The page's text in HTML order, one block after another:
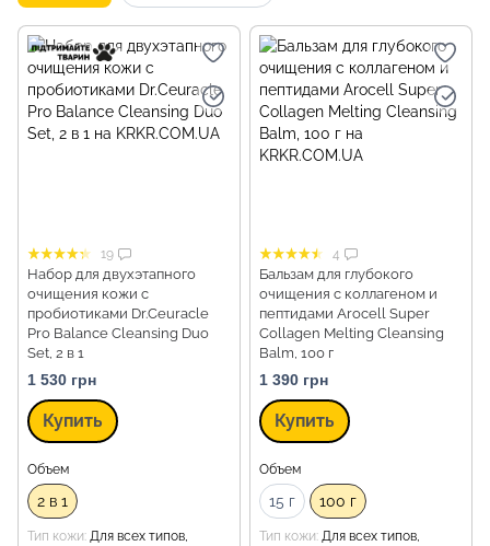
19
Набор для двухэтапного
очищения кожи с
пробиотиками Dr.Ceuracle
Pro Balance Cleansing Duo
Set, 2 в 1
1 530 грн
Купить
Объем
2 в 1
Тип кожи Для всех типов,
4
Бальзам для глубокого
очищения с коллагеном и
пептидами Arocell Super
Collagen Melting Cleansing
Balm, 100 г
1 390 грн
Купить
Объем
15 г 100 г
Тип кожи Для всех типов,